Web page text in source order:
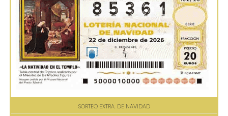
SORTEO EXTRA. DE NAVIDAD